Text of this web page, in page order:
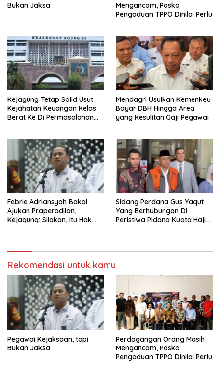
Bukan Jaksa
Mengancam, Posko
Pengaduan TPPO Dinilai Perlu
Kejagung Tetap Solid Usut
Kejahatan Keuangan Kelas
Berat Ke Di Permasalahan
Mendagri Usulkan Kemenkeu
Bayar DBH Hingga Area
yang Kesulitan Gaji Pegawai
Febrie Adriansyah Bakal
Ajukan Praperadilan,
Kejagung: Silakan, Itu Hak
Sidang Perdana Gus Yaqut
Yang Berhubungan Di
Peristiwa Pidana Kuota Haji
Rekomendasi untuk kamu
Pegawai Kejaksaan, tapi
Bukan Jaksa
Perdagangan Orang Masih
Mengancam, Posko
Pengaduan TPPO Dinilai Perlu